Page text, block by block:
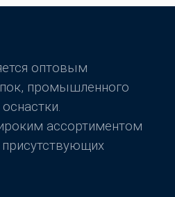
оптовым
промышленного
ассортиментом